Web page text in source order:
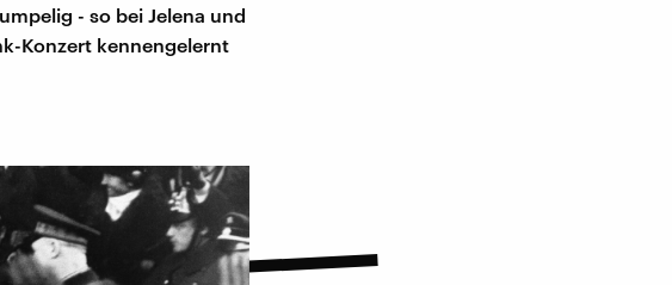
- so bei Jelena und
Konzert kennengelernt